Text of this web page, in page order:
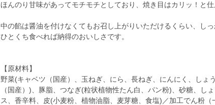
ほんのり甘味があってモチモチとしており、焼き目はカリッ！と仕
中の餡は醤油を付けなくてもお召し上がりいただけるくらい、しっ
ひとくち食べれば納得のおいしさです。
【原材料】
野菜(キャベツ（国産）、玉ねぎ、にら、長ねぎ、にんにく、しょ
（国産）)、豚脂、つなぎ(粒状植物性たん白、パン粉)、砂糖、し
ス、香辛料、皮(小麦粉、植物油脂、麦芽糖、食塩)／加工でん粉